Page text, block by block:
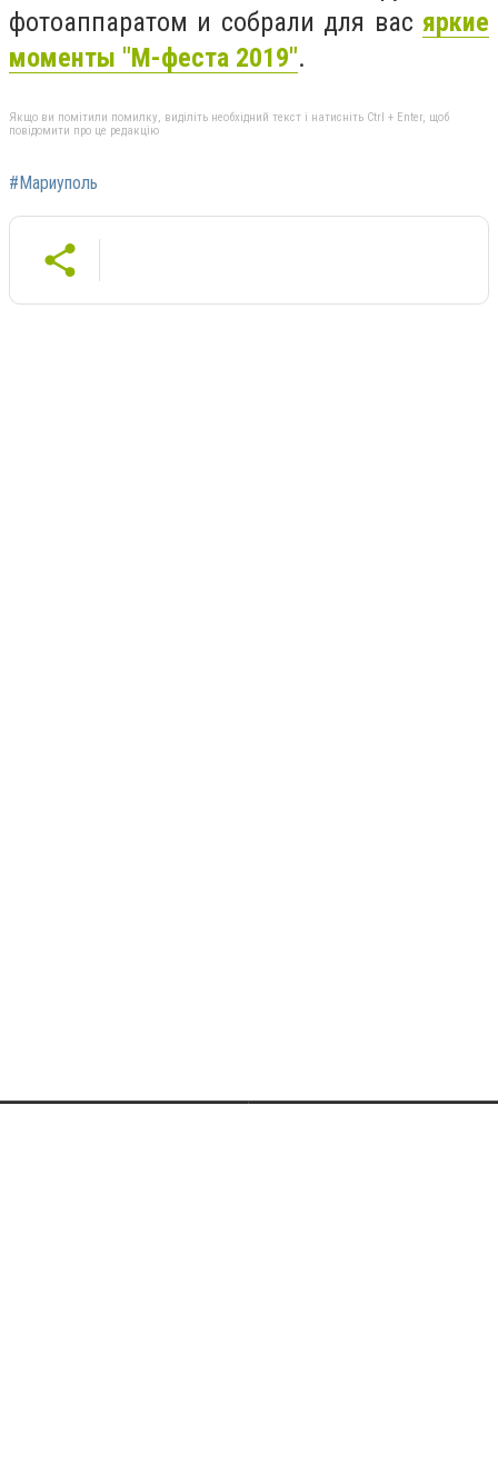
фотоаппаратом и собрали для вас яркие
моменты "М-феста 2019".
Якщо ви помітили помилку, виділіть необхідний текст і натисніть Ctrl + Enter, щоб
повідомити про це редакцію
#Мариуполь